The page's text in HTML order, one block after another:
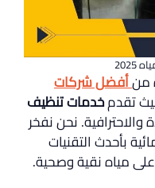
منأفضل شركات
تقدمخدمات تنظيف
نحن نفخر
بأحدث التقنيات
مياه نقية وصحية.